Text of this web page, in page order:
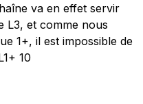
va en effet servir
L3, et comme nous
1+, il est impossible de
10